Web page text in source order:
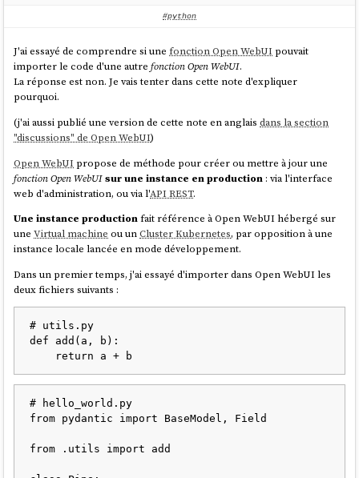
#python
J'ai essayé de comprendre si unefonction Open WebUI pouvait
importer le code d'une autrefonction Open WebUI.
La réponse est non. Je vais tenter dans cette note d'expliquer
pourquoi.
(j'ai aussi publié une version de cette note en anglaisdans la section
"discussions" de Open WebUI)
Open WebUI propose de méthode pour créer ou mettre à jour une
fonction Open WebUI sur une instance en production : via l'interface
web d'administration, ou via l'API REST.
Une instance productionfait référence à Open WebUI hébergé sur
uneVirtual machine ou unCluster Kubernetes, par opposition à une
instance locale lancée en mode développement.
Dans un premier temps, j'ai essayé d'importer dans Open WebUI les
deux fichiers suivants :
# utils.py
def add(a, b):
# hello_world.py
from pydantic import BaseModel, Field
from .utils import add